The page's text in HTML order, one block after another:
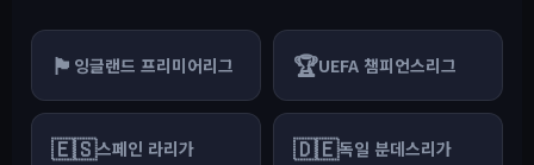
🏴󠁧󠁢󠁥󠁮󠁧󠁿 잉글랜드 프리미어리그 🏆UEFA 챔피언스리그
🇪🇸스페인 라리가 🇩🇪독일 분데스리가